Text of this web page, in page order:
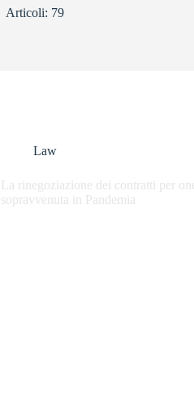
Articoli: 79
Law
La rinegoziazione dei contratti per
sopravvenuta in Pandemia